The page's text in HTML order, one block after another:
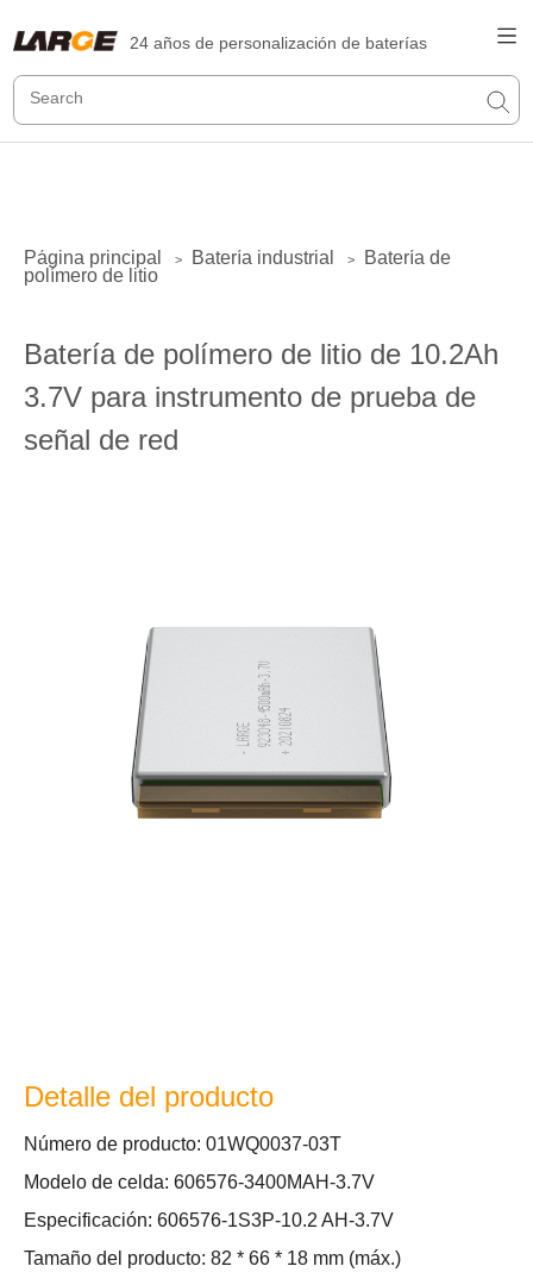
24 años de personalización de baterías
Página principal > Batería industrial >
Batería de
polímero de litio
Batería de polímero de litio de 10.2Ah
3.7V para instrumento de prueba de
señal de red
Detalle del producto
Número de producto: 01WQ0037-03T
Modelo de celda: 606576-3400MAH-3.7V
Especificación: 606576-1S3P-10.2 AH-3.7V
Tamaño del producto: 82 * 66 * 18 mm (máx.)